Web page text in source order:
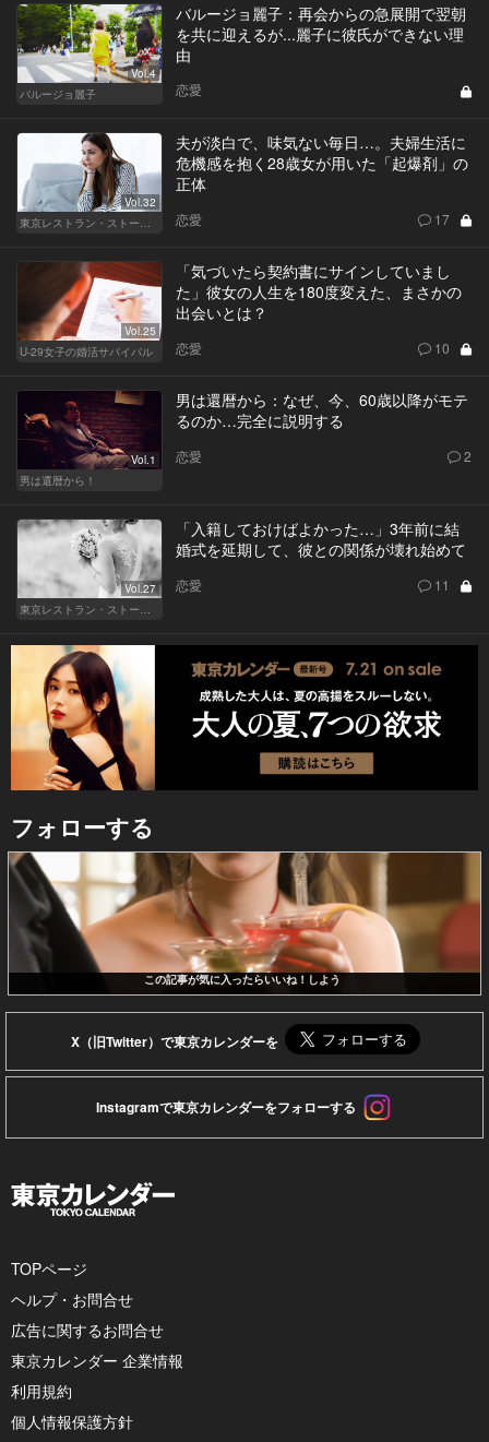
Vol.4
バルージョ麗子
バルージョ麗子：再会からの急展開で翌朝
を共に迎えるが...麗子に彼氏ができない理
由
恋愛
Vol.32
夫が淡白で、味気ない毎日…。夫婦生活に
危機感を抱く28歳女が用いた「起爆剤」の
正体
恋愛 17
Vol.25
U-29女子の婚活サバイバル
「気づいたら契約書にサインしていまし
た」彼女の人生を180度変えた、まさかの
出会いとは？
恋愛 10
Vol.1
男は還暦から！
男は還暦から：なぜ、今、60歳以降がモテ
るのか…完全に説明する
恋愛 2
Vol.27
「入籍しておけばよかった…」3年前に結
婚式を延期して、彼との関係が壊れ始めて
恋愛 11
フォローする
この記事が気に入ったらいいね！しよう
X（旧Twitter）で東京カレンダーを
Instagramで東京カレンダーをフォローする
TOPページ
ヘルプ・お問合せ
広告に関するお問合せ
東京カレンダー 企業情報
利用規約
個人情報保護方針